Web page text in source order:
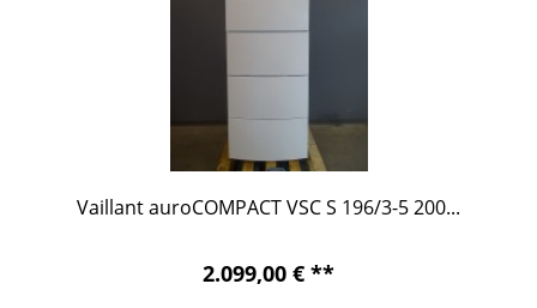
Vaillant auroCOMPACT VSC S 196/3-5 200...
2.099,00 € **